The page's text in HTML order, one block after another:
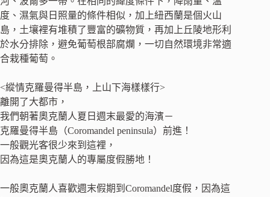
度、濕氣與日照量的條件相似，加上紐西蘭是個火山
島，土壤裡有堆積了豐富的礦物質，再加上丘陵地形利
於水分排除，避免葡萄根部腐爛，一切自然環境非常適
合栽種葡萄。
<縱情克羅曼得半島，上山下海樣樣行>
離開了大都市，
我們朝著奧克蘭人夏日週末最愛的海濱－
克羅曼得半島（Coromandel peninsula）前進！
一般觀光客很少來到這裡，
因為這是奧克蘭人的專屬度假勝地！
一般奧克蘭人喜歡週末假期到Coromandel度假，因為這